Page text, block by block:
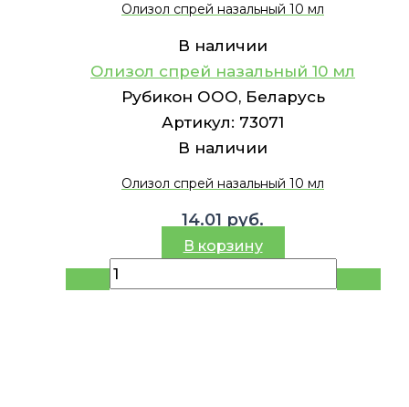
Олизол спрей назальный 10 мл
В наличии
Олизол спрей назальный 10 мл
Рубикон ООО, Беларусь
Артикул: 73071
В наличии
Олизол спрей назальный 10 мл
14.01 руб.
В корзину